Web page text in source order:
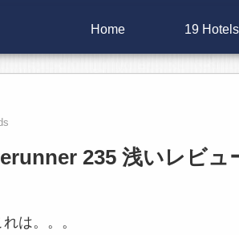
Home 19 Hotels
235 浅いレビュ
は。。。